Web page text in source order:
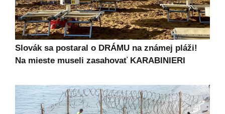
Slovák sa postaral o DRÁMU na známej pláži!
Na mieste museli zasahovať KARABINIERI